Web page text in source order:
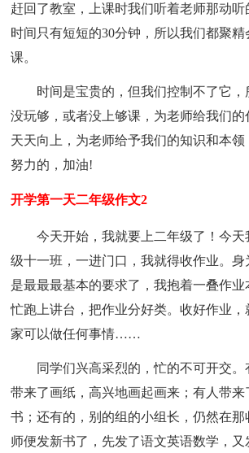
赶回了教室，上课时我们听着老师那动
时间只有短短的30分钟，所以我们都聚
课。
时间是宝贵的，但我们控制不了它
没玩够，或者没上够课，为老师给我们
天天向上，为老师给予我们的知识和本
努力的，加油!
开学第一天二年级作文2
今天开始，我就要上二年级了！今
级十一班，一进门口，我就得收作业。
是最最最基本的要求了，我抱着一叠作业
忙跑上讲台，把作业分好类。收好作业
家可以做任何事情……
同学们兴高采烈的，忙的不可开交
带来了画纸，高兴地画起画来；有人带
书；还有的，别的组的小组长，仍然在
师便发新书了，先发了语文英语数学，又